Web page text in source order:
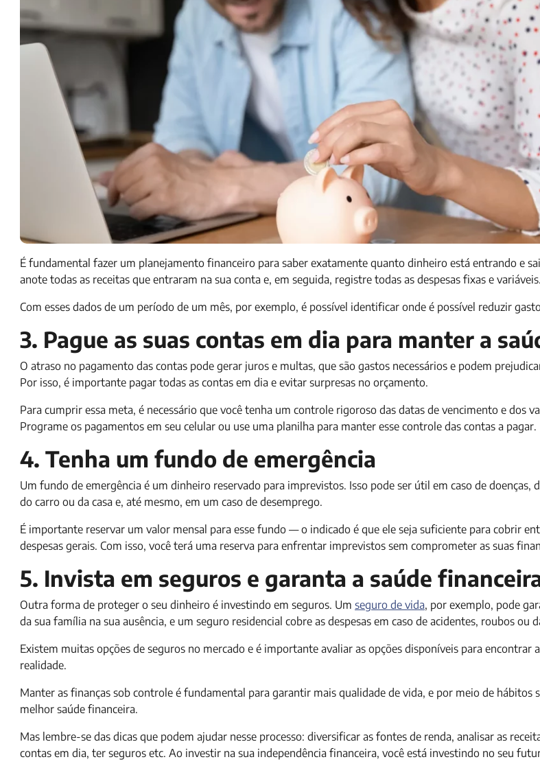
É fundamental fazer um planejamento financeiro para saber exatamente quanto dinheiro está entrando e
anote todas as receitas que entraram na sua conta e, em seguida, registre todas as despesas fixas e variáveis.
Com esses dados de um período de um mês, por exemplo, é possível identificar onde é possível reduzir
3. Pague as suas contas em dia para manter a
O atraso no pagamento das contas pode gerar juros e multas, que são gastos necessários e podem
Por isso, é importante pagar todas as contas em dia e evitar surpresas no orçamento.
Para cumprir essa meta, é necessário que você tenha um controle rigoroso das datas de vencimento e dos
Programe os pagamentos em seu celular ou use uma planilha para manter esse controle das contas a pagar.
4. Tenha um fundo de emergência
Um fundo de emergência é um dinheiro reservado para imprevistos. Isso pode ser útil em caso de doenças,
do carro ou da casa e, até mesmo, em um caso de desemprego.
É importante reservar um valor mensal para esse fundo — o indicado é que ele seja suficiente para cobrir
despesas gerais. Com isso, você terá uma reserva para enfrentar imprevistos sem comprometer as suas
5. Invista em seguros e garanta a saúde
Outra forma de proteger o seu dinheiro é investindo em seguros. Um seguro de vida, por exemplo, pode
da sua família na sua ausência, e um seguro residencial cobre as despesas em caso de acidentes, roubos ou
Existem muitas opções de seguros no mercado e é importante avaliar as opções disponíveis para encontrar
realidade.
Manter as finanças sob controle é fundamental para garantir mais qualidade de vida, e por meio de hábitos
melhor saúde financeira.
Mas lembre-se das dicas que podem ajudar nesse processo: diversificar as fontes de renda, analisar as
contas em dia, ter seguros etc. Ao investir na sua independência financeira, você está investindo no seu